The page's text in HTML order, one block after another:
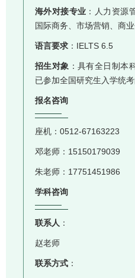
海外对接专业 ：人力资源
国际商务、市场营销、商
语言要求：IELTS 6.5
招生对象 ：具有全日制本
已参加全国研究生入学统考
报名咨询
座机：0512-67163223
邓老师：15150179039
朱老师：17751451986
学科咨询
联系人 ：
赵老师
联系方式：